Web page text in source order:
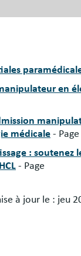
en
médicale - Page
: soutenez
- Page
à jour le : jeu